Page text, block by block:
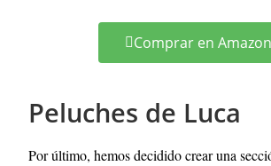
Comprar en Amazon
Peluches de Luca
Por último, hemos decidido crear una